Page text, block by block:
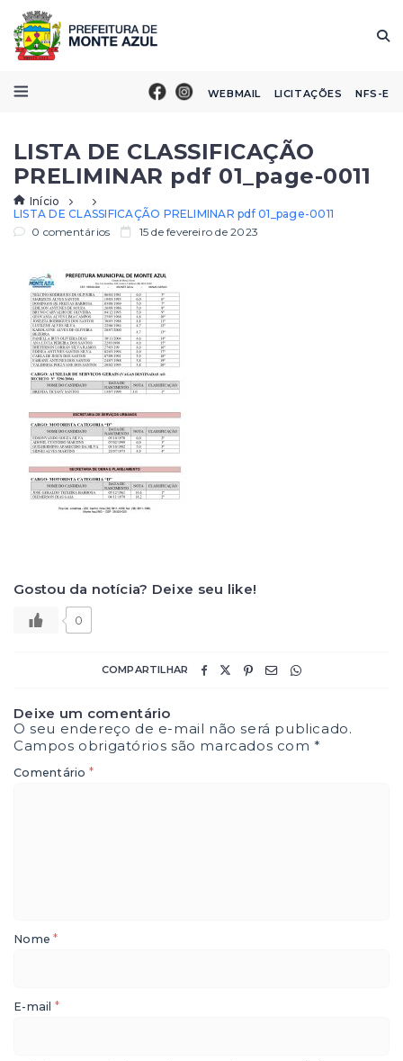
WEBMAIL LICITAÇÕES NFS-E
LISTA DE CLASSIFICAÇÃO
PRELIMINAR pdf 01_page-0011
Início
LISTA DE CLASSIFICAÇÃO PRELIMINAR pdf 01_page-0011
0 comentários
15 de fevereiro de 2023
Gostou da notícia? Deixe seu like!
0
COMPARTILHAR
Deixe um comentário
O seu endereço de e-mail não será publicado.
Campos obrigatórios são marcados com*
Comentário *
Nome*
E-mail *